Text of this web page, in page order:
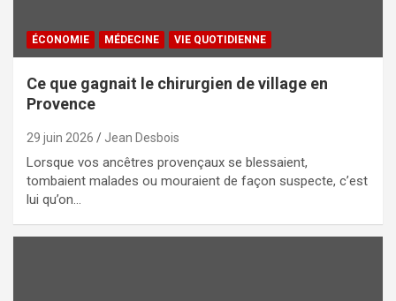
ÉCONOMIE MÉDECINE VIE QUOTIDIENNE
Ce que gagnait le chirurgien de village en
Provence
29 juin 2026 Jean Desbois
Lorsque vos ancêtres provençaux se blessaient,
tombaient malades ou mouraient de façon suspecte, c’est
lui qu’on…